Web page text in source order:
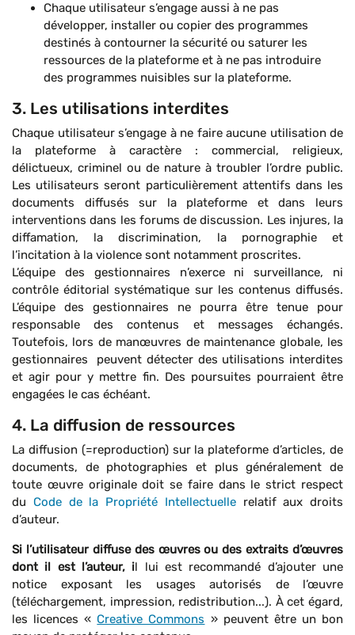
Chaque utilisateur s’engage aussi à ne pas
développer, installer ou copier des programmes
destinés à contourner la sécurité ou saturer les
ressources de la plateforme et à ne pas introduire
des programmes nuisibles sur la plateforme.
3. Les utilisations interdites
Chaque utilisateur s’engage à ne faire aucune utilisation de
la plateforme à caractère : commercial, religieux,
délictueux, criminel ou de nature à troubler l’ordre public.
Les utilisateurs seront particulièrement attentifs dans les
documents diffusés sur la plateforme et dans leurs
interventions dans les forums de discussion. Les injures, la
diffamation, la discrimination, la pornographie et
l’incitation à la violence sont notamment proscrites.
L’équipe des gestionnaires n’exerce ni surveillance, ni
contrôle éditorial systématique sur les contenus diffusés.
L’équipe des gestionnaires ne pourra être tenue pour
responsable des contenus et messages échangés.
Toutefois, lors de manœuvres de maintenance globale, les
gestionnaires peuvent détecter des utilisations interdites
et agir pour y mettre fin. Des poursuites pourraient être
engagées le cas échéant.
4. La diffusion de ressources
La diffusion (=reproduction) sur la plateforme d’articles, de
documents, de photographies et plus généralement de
toute œuvre originale doit se faire dans le strict respect
du Code de la Propriété Intellectuellerelatif aux droits
d’auteur.
Si l’utilisateur diffuse des œuvres ou des extraits d’œuvres
dont il est l’auteur, il lui est recommandé d’ajouter une
notice exposant les usages autorisés de l’œuvre
(téléchargement, impression, redistribution...). À cet égard,
les licences « Creative Commons » peuvent être un bon